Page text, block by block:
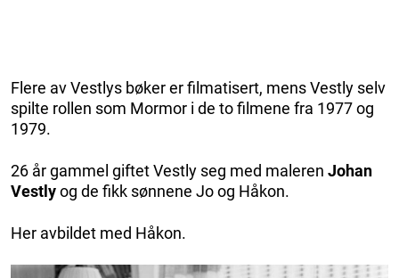
Flere av Vestlys bøker er filmatisert, mens Vestly selv
spilte rollen som Mormor i de to filmene fra 1977 og
1979.
26 år gammel giftet Vestly seg med maleren Johan
Vestlyog de fikk sønnene Jo og Håkon.
Her avbildet med Håkon.